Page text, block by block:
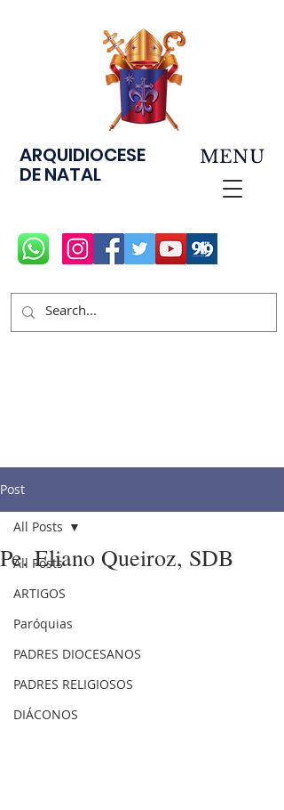
ARQUIDIOCESE
DE NATAL
MENU
Post
All Posts
ARTIGOS
Paróquias
PADRES DIOCESANOS
PADRES RELIGIOSOS
DIÁCONOS
All Posts
Pe. Eliano Queiroz, SDB